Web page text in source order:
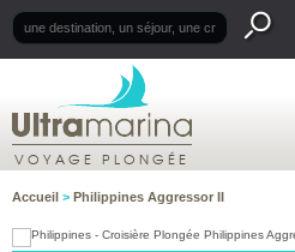
VOYAGE PLONGÉE
Accueil > Philippines Aggressor II